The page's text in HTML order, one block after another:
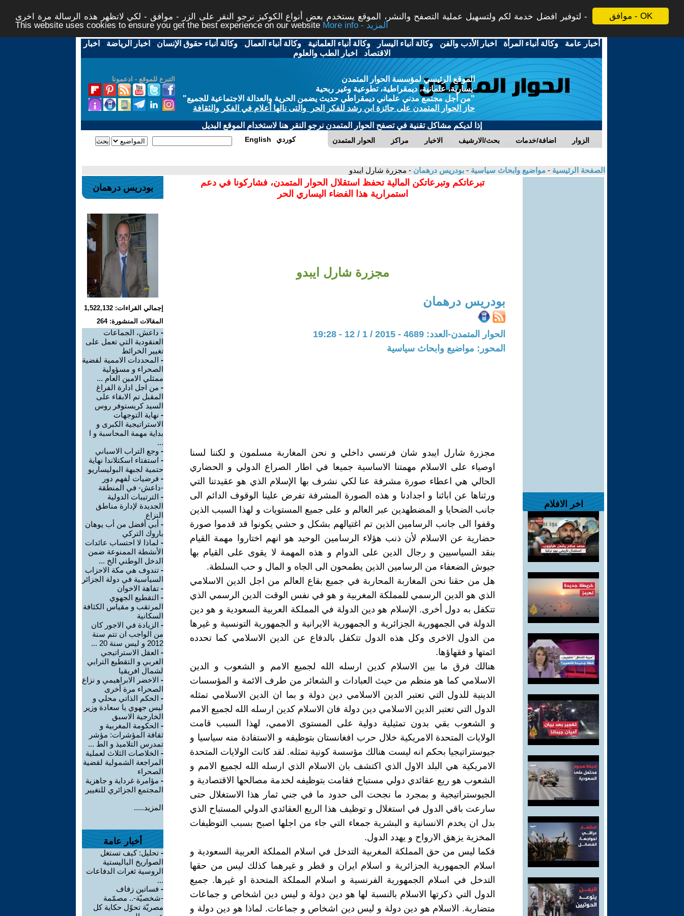
موافق - OK
لتوفير افضل خدمة لكم ولتسهيل عملية التصفح والنشر، الموقع يستخدم بعض أنواع الكوكيز نرجو النقر على الزر - موافق - لكي لاتظهر هذه الرسالة مرة اخرى -
This website uses cookies to ensure you get the best experience on our website
More info - المزيد
أخبار عامة -وكالة أنباء المرأة - اخبار الأدب والفن -وكالة أنباء اليسار -وكالة أنباء العلمانية -وكالة أنباء العمال -وكالة أنباء حقوق الإنسان - اخبار الرياضة - اخبار
الاقتصاد - اخبار الطب والعلوم
التبرع للموقع - ادعمونا
الموقع الرئيسي لمؤسسة الحوار المتمدن
يسارية، علمانية، ديمقراطية، تطوعية وغير ربحية
"من أجل مجتمع مدني علماني ديمقراطي حديث يضمن الحرية والعدالة الاجتماعية للجميع"
حاز الحوار المتمدن على جائزة ابن رشد للفكر الحر والتى نالها أعلام في الفكر والثقافة
إذا لديكم مشاكل تقنية في تصفح الحوار المتمدن نرجو النقر هنا لاستخدام الموقع البديل
الحوار المتمدن مراكز الاخبار بحث/الارشيف اضافة/خدمات الزوار English كوردي
الصفحة الرئيسية - مواضيع وابحاث سياسية - بودريس درهمان - مجزرة شارل ايبدو
اخر الافلام
تبرعاتكم وتبرعاتكن المالية تحفظ استقلال الحوار المتمدن، فشاركونا في دعم
استمرارية هذا الفضاء اليساري الحر
مجزرة شارل ايبدو
بودريس درهمان
الحوار المتمدن-العدد: 4689 - 2015 / 1 / 12 - 19:28
المحور: مواضيع وابحاث سياسية
مجزرة شارل ايبدو شان فرنسي داخلي و نحن المغاربة مسلمون و لكننا لسنا
اوصياء على الاسلام مهمتنا الاساسية جميعا في اطار الصراع الدولي و الحضاري
الحالي هي اعطاء صورة مشرفة عنا لكي نشرف بها الإسلام الذي هو عقيدتنا التي
ورثناها عن ابائنا و اجدادنا و هذه الصورة المشرفة تفرض علينا الوقوف الدائم الى
جانب الضحايا و المضطهدين عبر العالم و على جميع المستويات و لهذا السبب الذين
وقفوا الى جانب الرسامين الذين تم اغتيالهم بشكل و حشي يكونوا قد قدموا صورة
حضارية عن الاسلام لأن ذنب هؤلاء الرسامين الوحيد هو انهم اختاروا مهمة القيام
بنقد السياسيين و رجال الدين على الدوام و هذه المهمة لا يقوى على القيام بها
جيوش الضعفاء من الرسامين الذين يطمحون الى الجاه و المال و حب السلطة.
هل من حقنا نحن المغاربة المحاربة في جميع بقاع العالم من اجل الدين الاسلامي
الذي هو الدين الرسمي للمملكة المغربية و هو في نفس الوقت الدين الرسمي الذي
تتكفل به دول أخرى. الإسلام هو دين الدولة في المملكة العربية السعودية و هو دين
الدولة في الجمهورية الجزائرية و الجمهورية الايرانية و الجمهورية التونسية و غيرها
من الدول الاخرى وكل هذه الدول تتكفل بالدفاع عن الدين الاسلامي كما تحدده
ائمتها و فقهاؤها.
هنالك فرق ما بين الاسلام كدين ارسله الله لجميع الامم و الشعوب و الدين
الاسلامي كما هو منظم من حيث العبادات و الشعائر من طرف الائمة و المؤسسات
الدينية للدول التي تعتبر الدين الاسلامي دين دولة و بما ان الدين الاسلامي تمثله
الدول التي تعتبر الدين الاسلامي دين دولة فان الاسلام كدين ارسله الله لجميع الامم
و الشعوب بقي بدون تمثيلية دولية على المستوى الاممي، لهذا السبب قامت
الولايات المتحدة الامريكية خلال حرب افغانستان بتوظيفه و الاستفادة منه سياسيا و
جيوستراتيجيا بحكم انه ليست هنالك مؤسسة كونية تمثله. لقد كانت الولايات المتحدة
الامريكية هي البلد الاول الذي اكتشف بان الاسلام الذي ارسله الله لجميع الامم و
الشعوب هو ريع عقائدي دولي مستباح فقامت بتوظيفه لخدمة مصالحها الاقتصادية و
الجيوستراتيجية و بمجرد ما نجحت الى حدود ما في جني ثمار هذا الاستغلال حتى
سارعت باقي الدول في استغلال و توظيف هذا الريع العقائدي الدولي المستباح الذي
بدل ان يخدم الانسانية و البشرية جمعاء التي جاء من اجلها اصبح بسبب التوظيفات
المخزية يزهق الارواح و يهدد الدول.
فكما ليس من حق المملكة المغربية التدخل في اسلام المملكة العربية السعودية و
اسلام الجمهورية الجزائرية و اسلام ايران و قطر و غيرهما كذلك ليس من حقها
التدخل في اسلام الجمهورية الفرنسية و اسلام المملكة المتحدة او غيرها. جميع
الدول التي ذكرتها الاسلام بالنسبة لها هو دين دولة و ليس دين اشخاص و جماعات
متضاربة. الاسلام هو دين دولة و ليس دين اشخاص و جماعات. لماذا هو دين دولة و
بودريس درهمان
إجمالي القراءات: 1,522,132
المقالات المنشورة: 264
- داعش، الجماعات
العنقودية التي تعمل على
تغيير الخرائط
- المحددات الاممية لقضية
الصحراء و مسؤولية
ممثلي الامين العام ...
- من اجل ادارة الفراغ
المقبل تم الابقاء على
السيد كريستوفر روس
- نهاية التوجهات
الاستراتيجية الكبرى و
بداية مهمة المحاسبة و ا
...
- وجع التراب الاسباني
- استفتاء اسكتلاندا نهاية
حتمية لجبهة البوليساريو
- فرضيات لفهم دور
-داعش- في المنطقة
- الترتيبات الدولية
الجديدة لإدارة مناطق
النزاع
- أبي أفضل من أب يوهان
باروك التركي
- لماذا لا احتساب عائدات
الأنشطة الممنوعة ضمن
الدخل الوطني الخ ...
- تندوف هي مكة الاحزاب
السياسية في دولة الجزائر
- تفاهة الاخوان
- التقطيع الجهوي
المرتقب و مقياس الكثافة
السكانية
- الزيادة في الاجور كان
من الواجب ان تتم سنة
2012 و ليس سنة 20 ...
- العقل الاستراتيجي
الغربي و التقطيع الترابي
لشمال افريقيا
- الاخضر الابراهيمي و نزاع
الصحراء مرة أخرى
- الحكم الذاتي محلي و
ليس جهوي يا سعادة وزير
الخارجية الاسبق
- الحكومة المغربية و
ثقافة المؤشرات: مؤشر
تمدرس التلاميذ و الط ...
- الخلاصات الثلاث لعملية
المراجعة الشمولية لقضية
الصحراء
- مؤامرة غرداية و جاهزية
المجتمع الجزائري للتغيير
المزيد.....
أخبار عامة
- تحليل: كيف تستغل
الصواريخ الباليستية
الروسية ثغرات الدفاعات
...
- فساتين زفاف
-شخصيّة-.. مصمّمة
مصريّة تحوّل حكاية كل